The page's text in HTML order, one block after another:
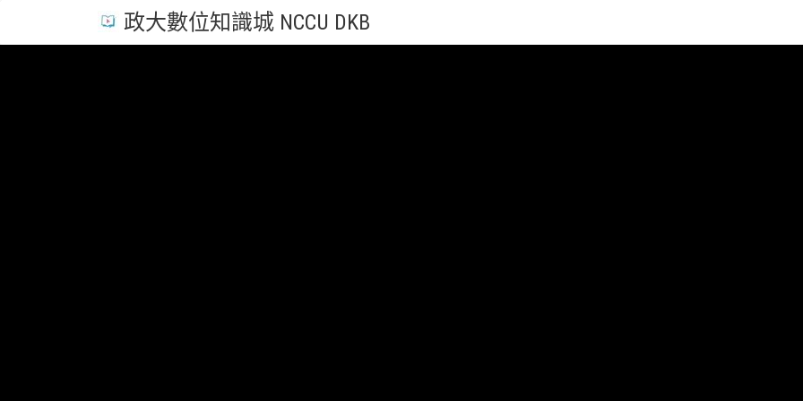
政大數位知識城 NCCU DKB